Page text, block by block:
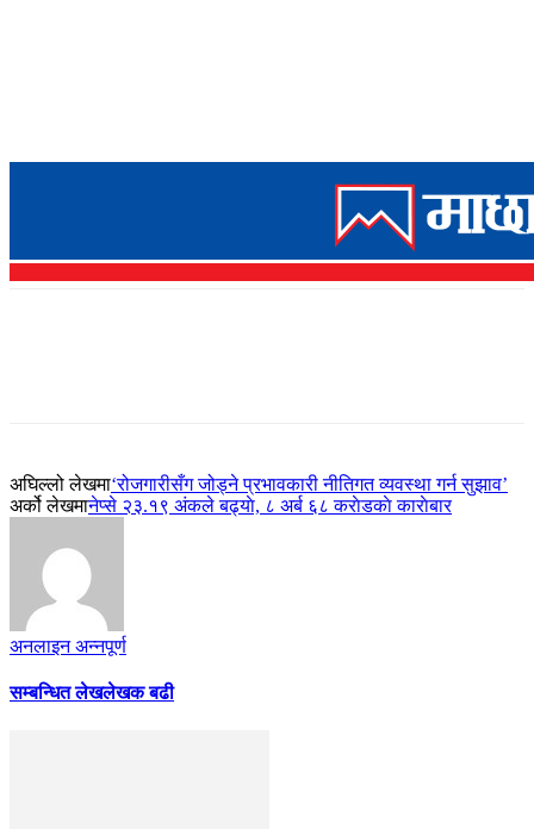
अघिल्लो लेखमा‘रोजगारीसँग जोड्ने प्रभावकारी नीतिगत व्यवस्था गर्न सुझाव’
अर्को लेखमानेप्से २३.१९ अंकले बढ्याे, ८ अर्ब ६८ कराेडकाे काराेबार
अनलाइन अन्नपूर्ण
सम्बन्धित लेखलेखक बढी